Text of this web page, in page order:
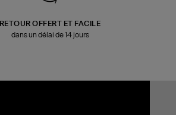
RETOUR OFFERT ET FACILE
dans un délai de 14 jours